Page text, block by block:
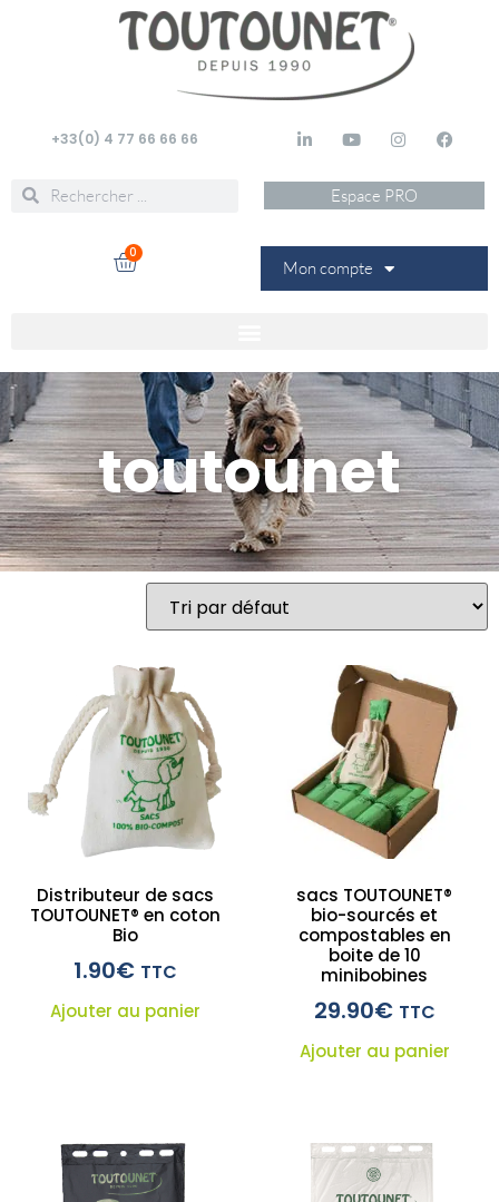
+33(0) 4 77 66 66 66
Espace PRO
0
Mon compte
toutounet
Distributeur de sacs
TOUTOUNET® en coton
Bio
1.90€ TTC
Ajouter au panier
sacs TOUTOUNET®
bio-sourcés et
compostables en
boite de 10
minibobines
29.90€ TTC
Ajouter au panier